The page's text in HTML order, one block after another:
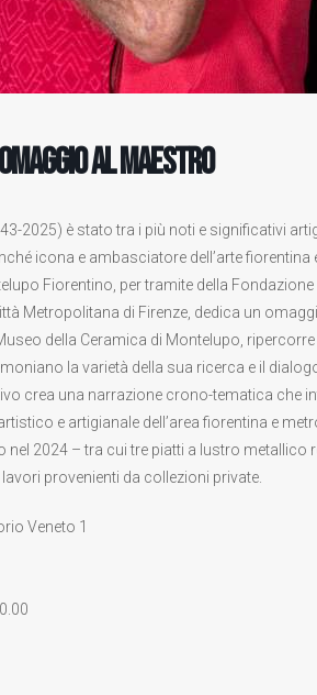
al Maestro
2025) è stato tra i più noti e significativi
icona e ambasciatore dell’arte
Fiorentino, per tramite della
Metropolitana di Firenze, dedica un
della Ceramica di Montelupo,
la varietà della sua ricerca e il
crea una narrazione crono-tematica che
e artigianale dell’area fiorentina e
nel 2024 – tra cui tre piatti a lustro metallico
provenienti da collezioni private.
Veneto 1